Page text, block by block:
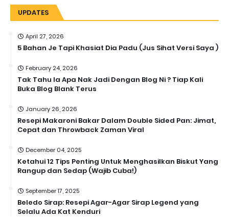
UPDATES
April 27, 2026
5 Bahan Je Tapi Khasiat Dia Padu (Jus Sihat Versi Saya )
February 24, 2026
Tak Tahu la Apa Nak Jadi Dengan Blog Ni ? Tiap Kali
Buka Blog Blank Terus
January 26, 2026
Resepi Makaroni Bakar Dalam Double Sided Pan: Jimat,
Cepat dan Throwback Zaman Viral
December 04, 2025
Ketahui 12 Tips Penting Untuk Menghasilkan Biskut Yang
Rangup dan Sedap (Wajib Cuba!)
September 17, 2025
Beledo Sirap: Resepi Agar-Agar Sirap Legend yang
Selalu Ada Kat Kenduri